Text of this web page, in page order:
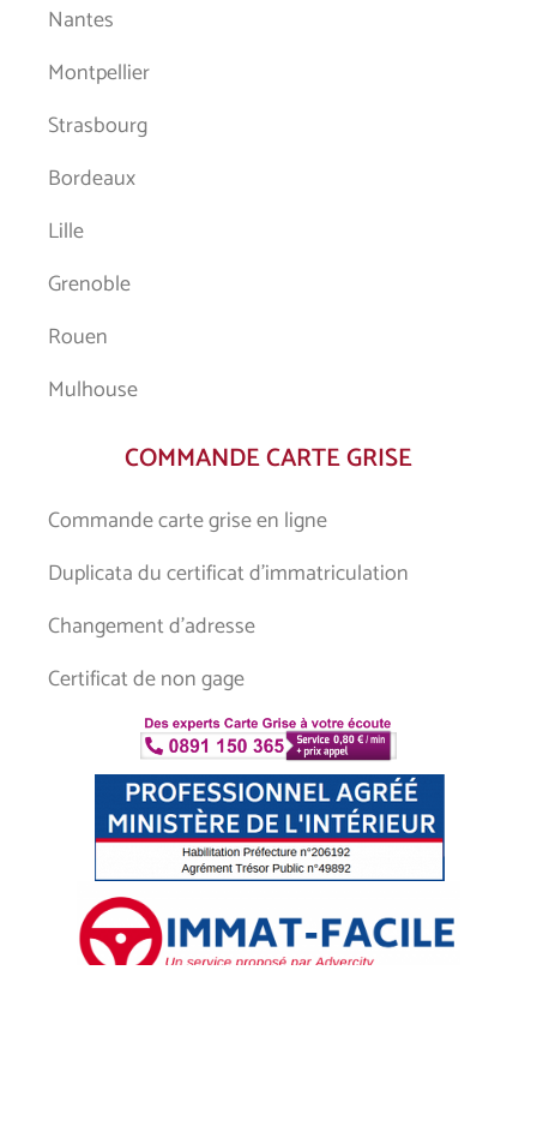
Nantes
Montpellier
Strasbourg
Bordeaux
Lille
Grenoble
Rouen
Mulhouse
COMMANDE CARTE GRISE
Commande carte grise en ligne
Duplicata du certificat d’immatriculation
Changement d’adresse
Certificat de non gage